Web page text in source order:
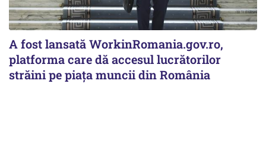
A fost lansată WorkinRomania.gov.ro,
platforma care dă accesul lucrătorilor
străini pe piața muncii din România